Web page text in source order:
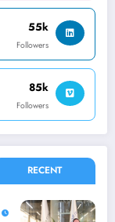
55k
Followers
85k
Followers
RECENT